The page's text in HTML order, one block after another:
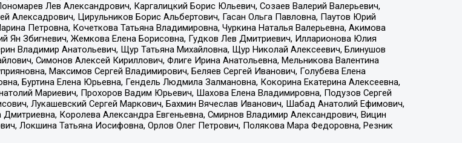
Лев Александрович, Каргалицкий Борис Юльевич, Созаев Валерий Валерьевич,
Алексадрович, Цирульников Борис Альбертович, Гасан Ольга Павловна, Паутов Юрий
Петровна, Кочеткова Татьяна Владимировна, Чуркина Наталья Валерьевна, Акимова
Ян Збигневич, Жемкова Елена Борисовна, Гудков Лев Дмитриевич, Илларионова Юлия
Владимир Анатольевич, Щур Татьяна Михайловна, Щур Николай Алексеевич, Блинушов
Симонов Алексей Кириллович, Флиге Ирина Анатольевна, Мельникова Валентина
Максимов Сергей Владимирович, Беляев Сергей Иванович, Голубева Елена
Буртина Елена Юрьевна, Гендель Людмила Залмановна, Кокорина Екатерина Алексеевна,
Мариевич, Прохоров Вадим Юрьевич, Шахова Елена Владимировна, Подузов Сергей
Лукашевский Сергей Маркович, Бахмин Вячеслав Иванович, Шабад Анатолий Ефимович,
Королева Александра Евгеньевна, Смирнов Владимир Александрович, Вицин
Локшина Татьяна Иосифовна, Орлов Олег Петрович, Полякова Мара Федоровна, Резник